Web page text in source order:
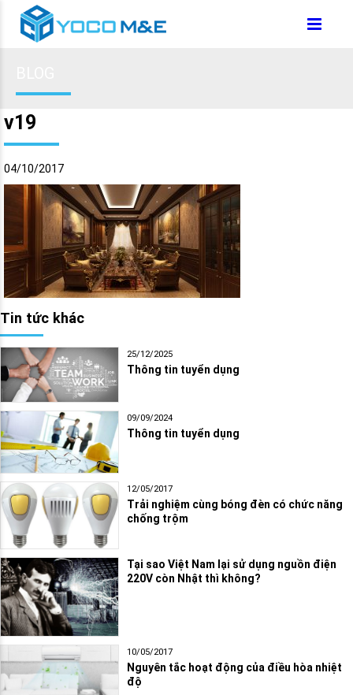
v19
04/10/2017
Tin tức khác
25/12/2025
Thông tin tuyển dụng
09/09/2024
Thông tin tuyển dụng
12/05/2017
Trải nghiệm cùng bóng đèn có chức năng
chống trộm
Tại sao Việt Nam lại sử dụng nguồn điện
220V còn Nhật thì không?
10/05/2017
Nguyên tắc hoạt động của điều hòa nhiệt
độ